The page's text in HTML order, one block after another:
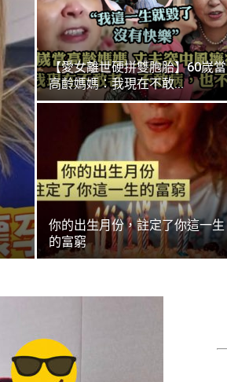
【愛女離世硬拼雙胞胎】60嵗當
高齡媽媽：我現在不敢...
你的出生月份，註定了你這一生
的富窮